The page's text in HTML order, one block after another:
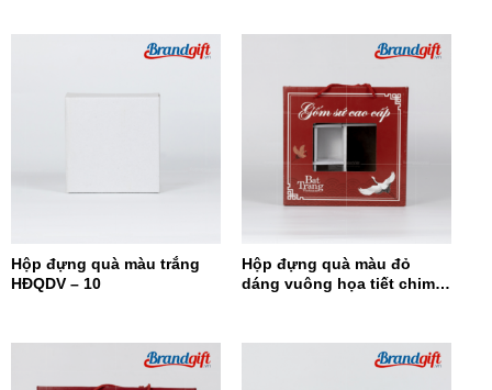
Hộp đựng quà màu trắng
HĐQDV – 10
Hộp đựng quà màu đỏ
dáng vuông họa tiết chim